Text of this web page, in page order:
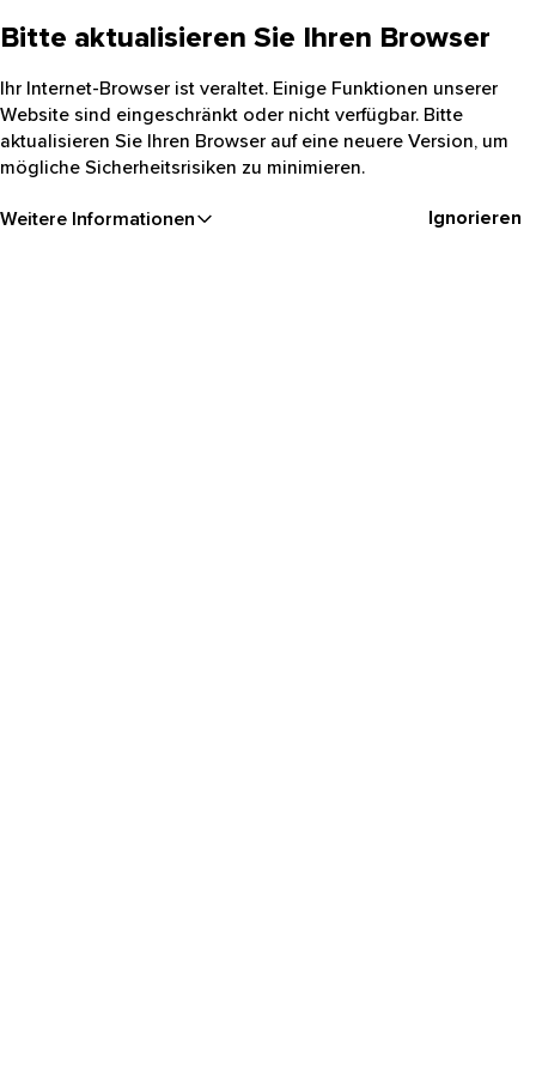
Bitte aktualisieren Sie Ihren Browser
Ihr Internet-Browser ist veraltet. Einige Funktionen unserer
Website sind eingeschränkt oder nicht verfügbar. Bitte
aktualisieren Sie Ihren Browser auf eine neuere Version, um
mögliche Sicherheitsrisiken zu minimieren.
Weitere Informationen Ignorieren